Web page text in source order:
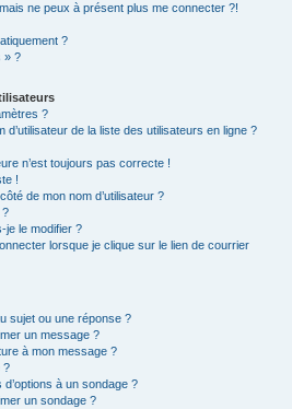
ne peux à présent plus me connecter ?!
?
» ?
?
de la liste des utilisateurs en ligne ?
n’est toujours pas correcte !
!
de mon nom d’utilisateur ?
?
je le modifier ?
lorsque je clique sur le lien de courrier
sujet ou une réponse ?
un message ?
à mon message ?
?
à un sondage ?
un sondage ?